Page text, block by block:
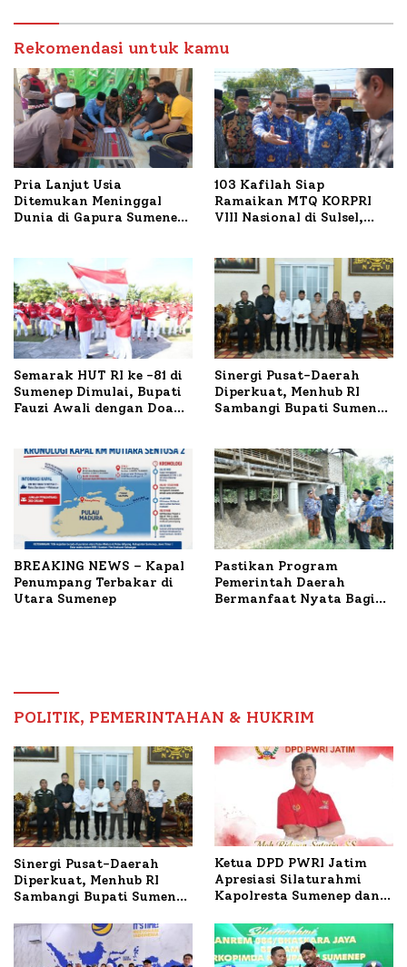
Petelur di Desa Bataal
Timur
Rekomendasi untuk kamu
Pria Lanjut Usia
Ditemukan Meninggal
Dunia di Gapura Sumenep,
103 Kafilah Siap
Ramaikan MTQ KORPRI
VIII Nasional di Sulsel,
Semarak HUT RI ke -81 di
Sumenep Dimulai, Bupati
Fauzi Awali dengan Doa
Sinergi Pusat-Daerah
Diperkuat, Menhub RI
Sambangi Bupati Sumenep
BREAKING NEWS – Kapal
Penumpang Terbakar di
Utara Sumenep
Pastikan Program
Pemerintah Daerah
Bermanfaat Nyata Bagi
POLITIK, PEMERINTAHAN & HUKRIM
Sinergi Pusat-Daerah
Diperkuat, Menhub RI
Sambangi Bupati Sumenep
Mutiara Sentosa II
Ketua DPD PWRI Jatim
Apresiasi Silaturahmi
Kapolresta Sumenep dan
Ideal Polri-Pers